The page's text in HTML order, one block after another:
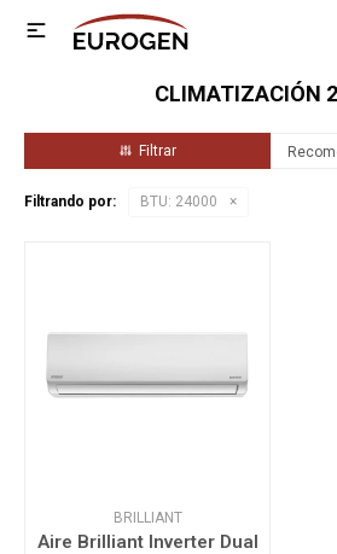

CLIMATIZACIÓN
Filtrando por: BTU: 24000
BRILLIANT
Aire Brilliant Inverter Dual
Nosotros Contacto
Electrodomésticos
Bicicletas